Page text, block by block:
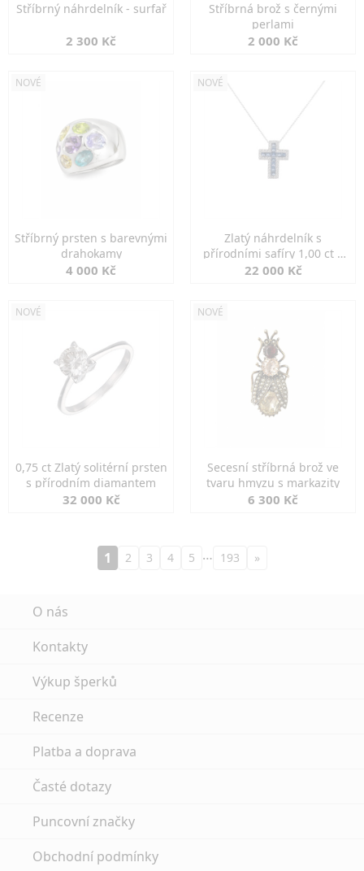
Stříbrný náhrdelník - surfař
2 300 Kč
Stříbrná brož s černými
perlami
2 000 Kč
NOVÉ
Stříbrný prsten s barevnými
drahokamy
4 000 Kč
NOVÉ
Zlatý náhrdelník s
přírodními safíry 1,00 ct a
diamanty
22 000 Kč
NOVÉ
0,75 ct Zlatý solitérní prsten
s přírodním diamantem
32 000 Kč
NOVÉ
Secesní stříbrná brož ve
tvaru hmyzu s markazity
6 300 Kč
1 2 3 4 5 … 193 »
O nás
Kontakty
Výkup šperků
Recenze
Platba a doprava
Časté dotazy
Puncovní značky
Obchodní podmínky